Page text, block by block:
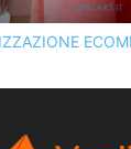
I SERVIZI DI